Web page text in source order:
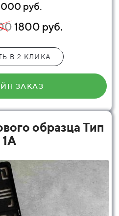
руб.
1800 руб.
В 2 КЛИКА
ЗАКАЗ
образца Тип
1А